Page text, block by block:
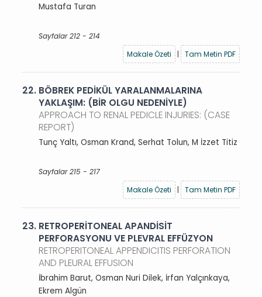
Mustafa Turan
Sayfalar 212 - 214
Makale Özeti
| Tam Metin PDF
22. BÖBREK PEDİKÜL YARALANMALARINA
YAKLAŞIM: (BİR OLGU NEDENİYLE)
APPROACH TO RENAL PEDICLE INJURIES: (CASE
REPORT)
Tunç Yaltı, Osman Krand, Serhat Tolun, M İzzet Titiz
Sayfalar 215 - 217
Makale Özeti
| Tam Metin PDF
23. RETROPERİTONEAL APANDİSİT
PERFORASYONU VE PLEVRAL EFFÜZYON
RETROPERITONEAL APPENDICITIS PERFORATION
AND PLEURAL EFFUSION
İbrahim Barut, Osman Nuri Dilek, İrfan Yalçınkaya,
Ekrem Algün